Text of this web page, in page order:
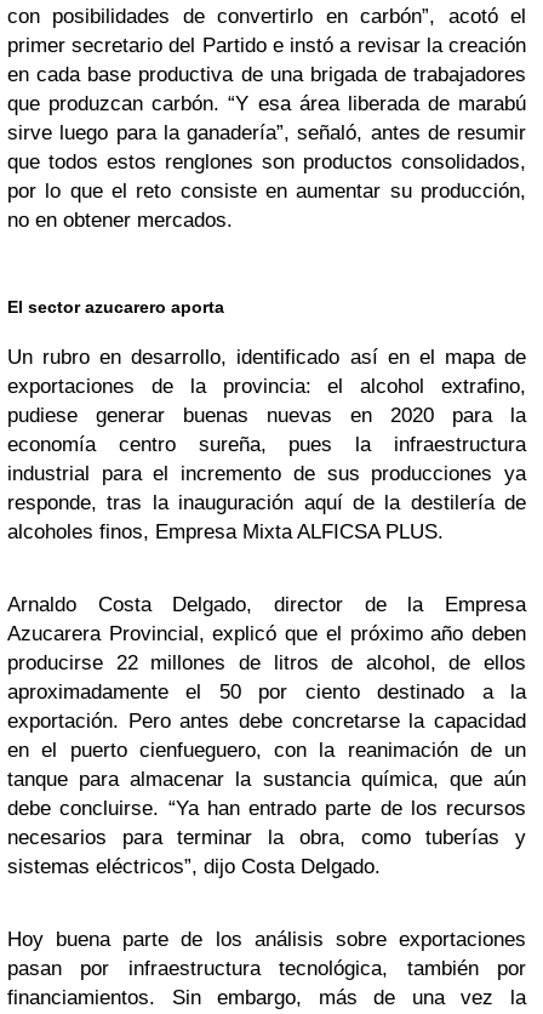
con posibilidades de convertirlo en carbón”, acotó el
primer secretario del Partido e instó a revisar la creación
en cada base productiva de una brigada de trabajadores
que produzcan carbón. “Y esa área liberada de marabú
sirve luego para la ganadería”, señaló, antes de resumir
que todos estos renglones son productos consolidados,
por lo que el reto consiste en aumentar su producción,
no en obtener mercados.
El sector azucarero aporta
Un rubro en desarrollo, identificado así en el mapa de
exportaciones de la provincia: el alcohol extrafino,
pudiese generar buenas nuevas en 2020 para la
economía centro sureña, pues la infraestructura
industrial para el incremento de sus producciones ya
responde, tras la inauguración aquí de la destilería de
alcoholes finos, Empresa Mixta ALFICSA PLUS.
Arnaldo Costa Delgado, director de la Empresa
Azucarera Provincial, explicó que el próximo año deben
producirse 22 millones de litros de alcohol, de ellos
aproximadamente el 50 por ciento destinado a la
exportación. Pero antes debe concretarse la capacidad
en el puerto cienfueguero, con la reanimación de un
tanque para almacenar la sustancia química, que aún
debe concluirse. “Ya han entrado parte de los recursos
necesarios para terminar la obra, como tuberías y
sistemas eléctricos”, dijo Costa Delgado.
Hoy buena parte de los análisis sobre exportaciones
pasan por infraestructura tecnológica, también por
financiamientos. Sin embargo, más de una vez la